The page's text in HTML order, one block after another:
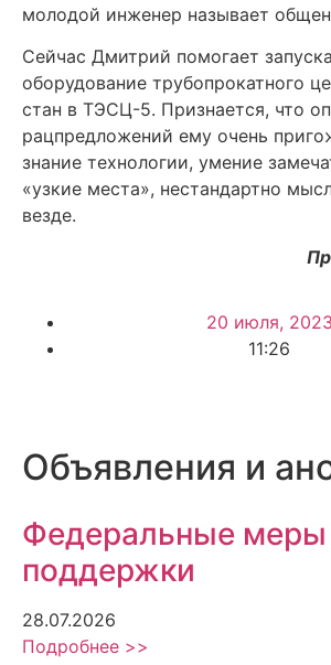
молодой инженер называет
Сейчас Дмитрий помогает
оборудование трубопрокатного
стан в ТЭСЦ-5. Признается, что
рацпредложений ему очень
знание технологии, умение
«узкие места», нестандартно
везде.
20 июля, 2023
11:26
Объявления и
Федеральные меры
поддержки
28.07.2026
Подробнее >>